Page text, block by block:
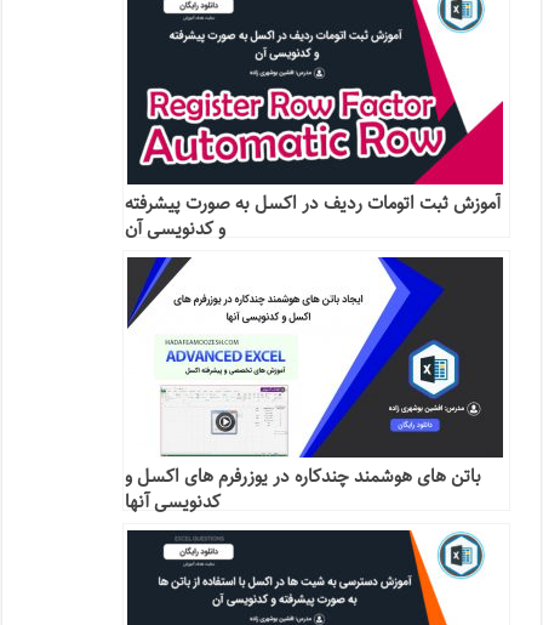
آموزش ثبت اتومات ردیف در اکسل به صورت پیشرفته
و کدنویسی آن
باتن های هوشمند چندکاره در یوزرفرم های اکسل و
کدنویسی آنها